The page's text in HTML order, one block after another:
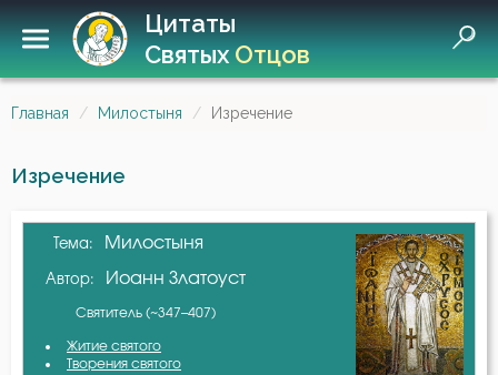
Цитаты
СвятыхОтцов
Главная Милостыня Изречение
Изречение
Тема: Милостыня
Автор: Иоанн Златоуст
Святитель (~347–407)
Житие святого
Творения святого